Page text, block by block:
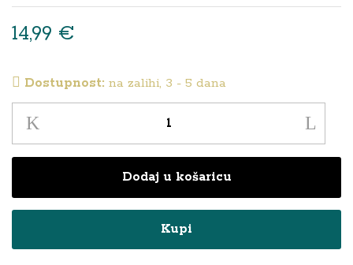
14,99 €
Dostupnost: na zalihi, 3 - 5 dana
piće
slamčicom
-
Dodaj u košaricu
Kupi